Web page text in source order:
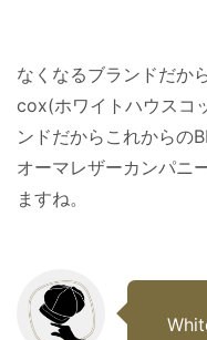
なくなるブランドだか
cox(ホワイトハウスコ
ンドだからこれからの
オーマレザーカンパニ
ますね。